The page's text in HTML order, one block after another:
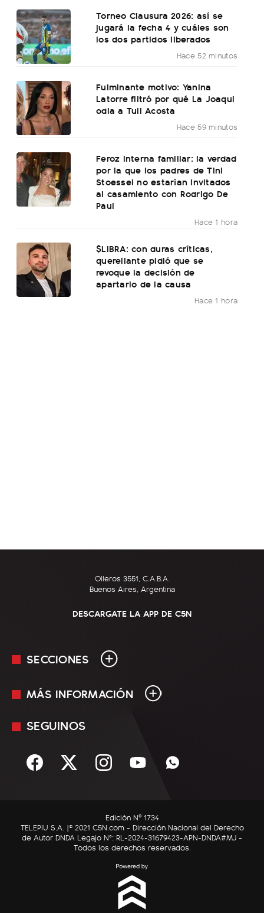
Torneo Clausura 2026: así se
jugará la fecha 4 y cuáles son
los dos partidos liberados
Hace 52 minutos
Fulminante motivo: Yanina
Latorre filtró por qué La Joaqui
odia a Tuli Acosta
Hace 59 minutos
Feroz interna familiar: la verdad
por la que los padres de Tini
Stoessel no estarían invitados
al casamiento con Rodrigo De
Paul
Hace 1 hora
$LIBRA: con duras críticas,
querellante pidió que se
revoque la decisión de
apartarlo de la causa
Hace 1 hora
Olleros 3551, C.A.B.A.
Buenos Aires, Argentina
DESCARGATE LA APP DE C5N
SECCIONES
En Vivo
Sociedad
C5N Autos
RatingCero
MÁS INFORMACIÓN
Mediakit
Términos y condiciones
SEGUINOS
Edición Nº 1734
TELEPIU S.A. |© 2021 C5N.com - Dirección Nacional del Derecho
de Autor DNDA Legajo N°: RL-2024-31679423-APN-DNDA#MJ -
Todos los derechos reservados.